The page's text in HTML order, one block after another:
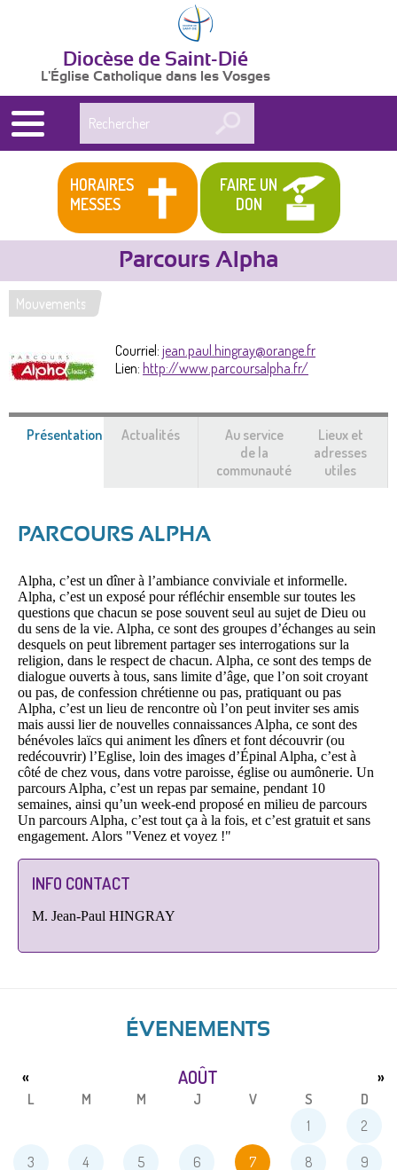
Diocèse de Saint-Dié
L'Église Catholique dans les Vosges
HORAIRES
MESSES
FAIRE UN
DON
Vous
êtes
ici
Mouvements
Parcours Alpha
Courriel: jean.paul.hingray@orange.fr
Lien: http://www.parcoursalpha.fr/
Présentation (onglet
Actualités
Au service
de la
communauté
Lieux et
adresses
utiles
PARCOURS ALPHA
Alpha, c’est un dîner à l’ambiance conviviale et informelle.
Alpha, c’est un exposé pour réfléchir ensemble sur toutes les
questions que chacun se pose souvent seul au sujet de Dieu ou
du sens de la vie. Alpha, ce sont des groupes d’échanges au sein
desquels on peut librement partager ses interrogations sur la
religion, dans le respect de chacun. Alpha, ce sont des temps de
dialogue ouverts à tous, sans limite d’âge, que l’on soit croyant
ou pas, de confession chrétienne ou pas, pratiquant ou pas
Alpha, c’est un lieu de rencontre où l’on peut inviter ses amis
mais aussi lier de nouvelles connaissances Alpha, ce sont des
bénévoles laïcs qui animent les dîners et font découvrir (ou
redécouvrir) l’Eglise, loin des images d’Épinal Alpha, c’est à
côté de chez vous, dans votre paroisse, église ou aumônerie. Un
parcours Alpha, c’est un repas par semaine, pendant 10
semaines, ainsi qu’un week-end proposé en milieu de parcours
Un parcours Alpha, c’est tout ça à la fois, et c’est gratuit et sans
engagement. Alors "Venez et voyez !"
INFO CONTACT
M. Jean-Paul HINGRAY
ÉVENEMENTS
AOÛT
« »
L M M J V S
D
1
2
3 4 5 6 7 8 9